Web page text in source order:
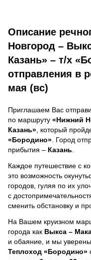
Описание
Новгород –
Казань» – т/х
отправления в
мая (вс)
Приглашаем Вас
по маршруту «Нижний
Казань» , который
«Бородино» . Город
прибытия – Казань
Каждое путешествие с
это возможность
городов, гуляя по их
с
сменить обстановку и
На Вашем круизном
города как Выкса –
и обаяние, и мы
Теплоход «Бородино»